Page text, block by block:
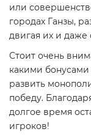
или
городах Ганзы,
двигая их и
Стоит очень
какими бонусами
развить
победу.
долгое время
игроков!